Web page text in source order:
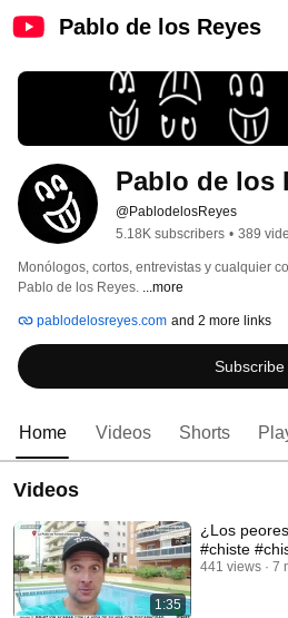
Pablo de los Reyes
Pablo de los
@PablodelosReyes
5.18K subscribers • 389
Monólogos, cortos, entrevistas y cualquier
Pablo de los Reyes. ...more
pablodelosreyes.com and 2 more links
Subscribe
Home Videos Shorts
Videos
1:35
¿Los
#chiste
441 views 7